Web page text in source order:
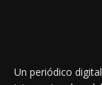
Un periódico